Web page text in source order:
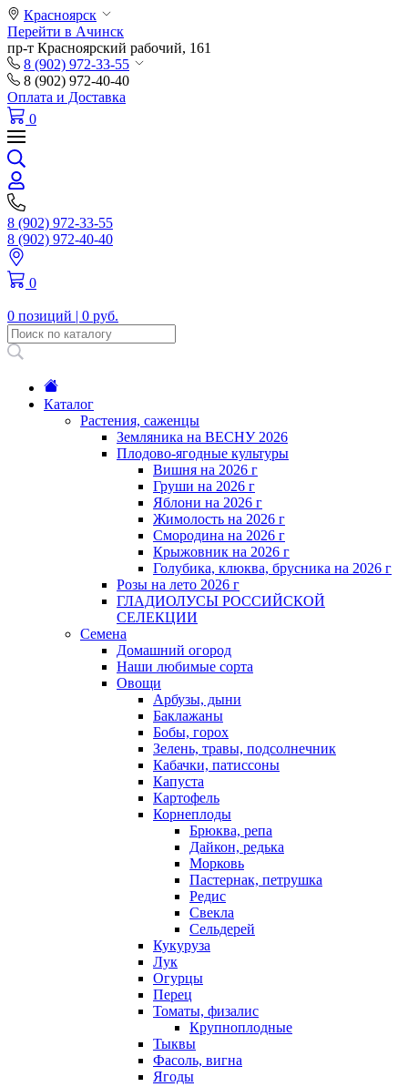
Красноярск
Перейти в Ачинск
пр-т Красноярский рабочий, 161
8 (902) 972-33-55
8 (902) 972-40-40
Оплата и Доставка
0
8 (902) 972-33-55
8 (902) 972-40-40
0
0 позиций | 0 руб.
Каталог
Растения, саженцы
Земляника на ВЕСНУ 2026
Плодово-ягодные культуры
Вишня на 2026 г
Груши на 2026 г
Яблони на 2026 г
Жимолость на 2026 г
Смородина на 2026 г
Крыжовник на 2026 г
Голубика, клюква, брусника на 2026 г
Розы на лето 2026 г
ГЛАДИОЛУСЫ РОССИЙСКОЙ
СЕЛЕКЦИИ
Семена
Домашний огород
Наши любимые сорта
Овощи
Арбузы, дыни
Баклажаны
Бобы, горох
Зелень, травы, подсолнечник
Кабачки, патиссоны
Капуста
Картофель
Корнеплоды
Брюква, репа
Дайкон, редька
Морковь
Пастернак, петрушка
Редис
Свекла
Сельдерей
Кукуруза
Лук
Огурцы
Перец
Томаты, физалис
Крупноплодные
Тыквы
Фасоль, вигна
Ягоды